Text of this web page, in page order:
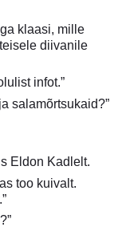
klaasi, mille
diivanile
infot.”
salamõrtsukaid?”
Eldon Kadlelt.
too kuivalt.